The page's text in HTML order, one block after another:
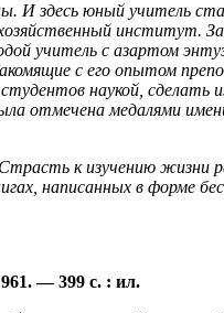
И здесь юный учитель
институт.
учитель с азартом
с его опытом
наукой, сделать
отмечена медалями
к изучению жизни
написанных в форме
— 399 с. : ил.